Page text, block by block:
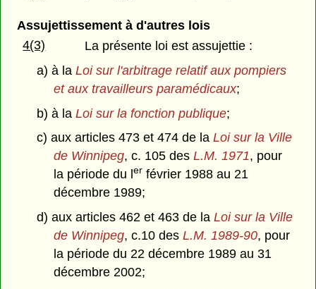
Assujettissement à d'autres lois
4(3)
La présente loi est assujettie :
a) à la Loi sur l'arbitrage relatif aux pompiers
et aux travailleurs paramédicaux;
b) à la Loi sur la fonction publique;
c) aux articles 473 et 474 de la Loi sur la Ville
de Winnipeg, c. 105 desL.M. 1971, pour
la période du ler février 1988 au 21
décembre 1989;
d) aux articles 462 et 463 de la Loi sur la Ville
de Winnipeg, c.10 desL.M. 1989-90, pour
la période du 22 décembre 1989 au 31
décembre 2002;